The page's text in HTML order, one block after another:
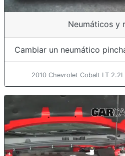
Neumáticos y
Cambiar un neumático
2010 Chevrolet Cobalt LT